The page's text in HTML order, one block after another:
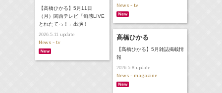
News - tv
【髙橋ひかる】5月11日
（月）関西テレビ「旬感LIVE
とれたてっ！」出演！
2026.5.11update
News - tv
髙橋ひかる
【髙橋ひかる】5月雑誌掲載情
報
2026.5.8update
News - magazine